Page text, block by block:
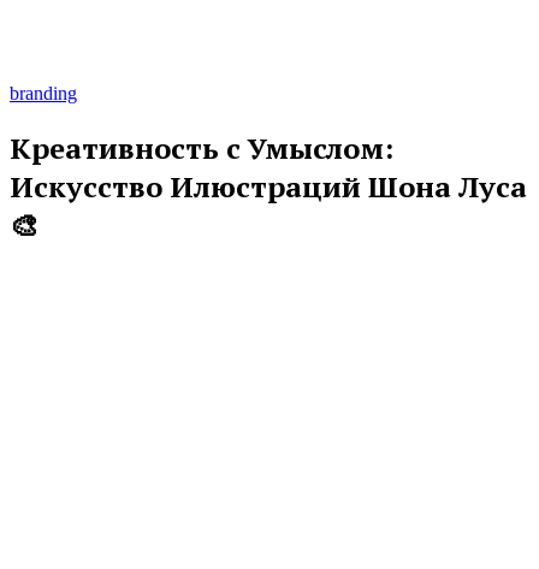
branding
Креативность с Умыслом:
Искусство Илюстраций Шона Луса
🎨